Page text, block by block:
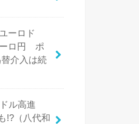
ーロド
ロ円 ポ
介入は続
ル高進
!?（八代和